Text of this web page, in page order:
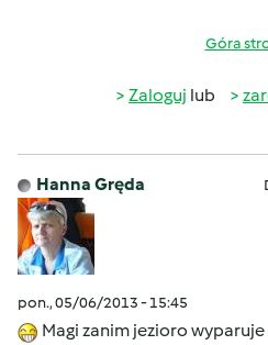
Góra
Zaloguj lub
Hanna Gręda
pon., 05/06/2013 - 15:45
Magi zanim jezioro